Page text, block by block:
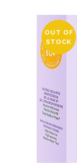
OUT OF
STOCK